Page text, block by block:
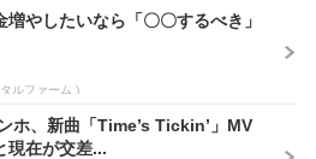
増やしたいなら「〇〇するべき」
ルファーム )
ホ、新曲「Time’s Tickin’」MV
現在が交差...